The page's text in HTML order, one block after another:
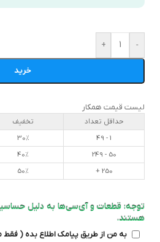
-
+
خرید
لیست قیمت همکار
حداقل تعداد تخفیف
1 - 49
30%
50 - 249
40%
250 +
50%
توجه: قطعات و آی‌سی‌ها به دلیل
هستند.
به من از طریق پیامک اطلاع بده (